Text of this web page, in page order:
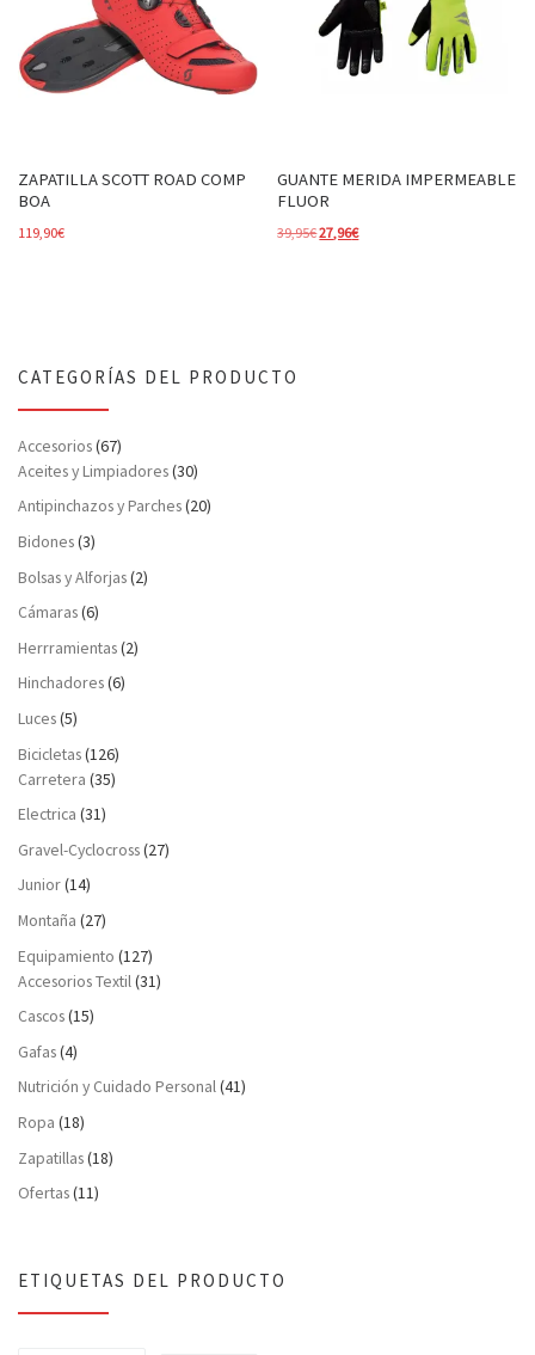
ZAPATILLA SCOTT ROAD COMP
BOA
119,90€
GUANTE MERIDA IMPERMEABLE
FLUOR
39,95€El precio original era: 39,95€.
27,96€El precio actual es: 27,96€.
CATEGORÍAS DEL PRODUCTO
Accesorios(67)
Aceites y Limpiadores(30)
Antipinchazos y Parches(20)
Bidones(3)
Bolsas y Alforjas(2)
Cámaras(6)
Herrramientas(2)
Hinchadores(6)
Luces(5)
Bicicletas(126)
Carretera (35)
Electrica (31)
Gravel-Cyclocross(27)
Junior(14)
Montaña (27)
Equipamiento (127)
Accesorios Textil(31)
Cascos(15)
Gafas(4)
Nutrición y Cuidado Personal(41)
Ropa (18)
Zapatillas(18)
Ofertas(11)
ETIQUETAS DEL PRODUCTO